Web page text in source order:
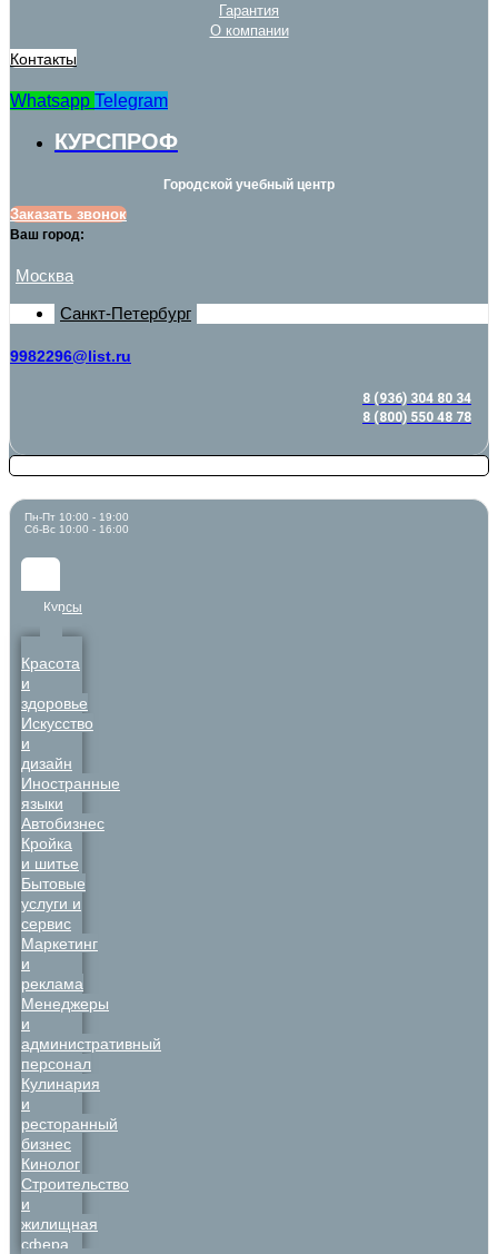
Гарантия
О компании
Контакты
Whatsapp Telegram
КУРСПРОФ
Городской учебный центр
Заказать звонок
Ваш город:
Москва
Санкт-Петербург
9982296@list.ru
8 (936) 304 80 34
8 (800) 550 48 78
Пн-Пт 10:00 - 19:00
Сб-Вс 10:00 - 16:00
Курсы
Красота
и
здоровье
Искусство
и
дизайн
Иностранные
языки
Автобизнес
Кройка
и шитье
Бытовые
услуги и
сервис
Маркетинг
и
реклама
Менеджеры
и
административный
персонал
Кулинария
и
ресторанный
бизнес
Кинолог
Строительство
и
жилищная
сфера